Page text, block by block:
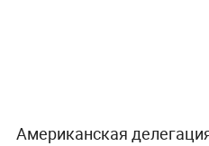
Американская